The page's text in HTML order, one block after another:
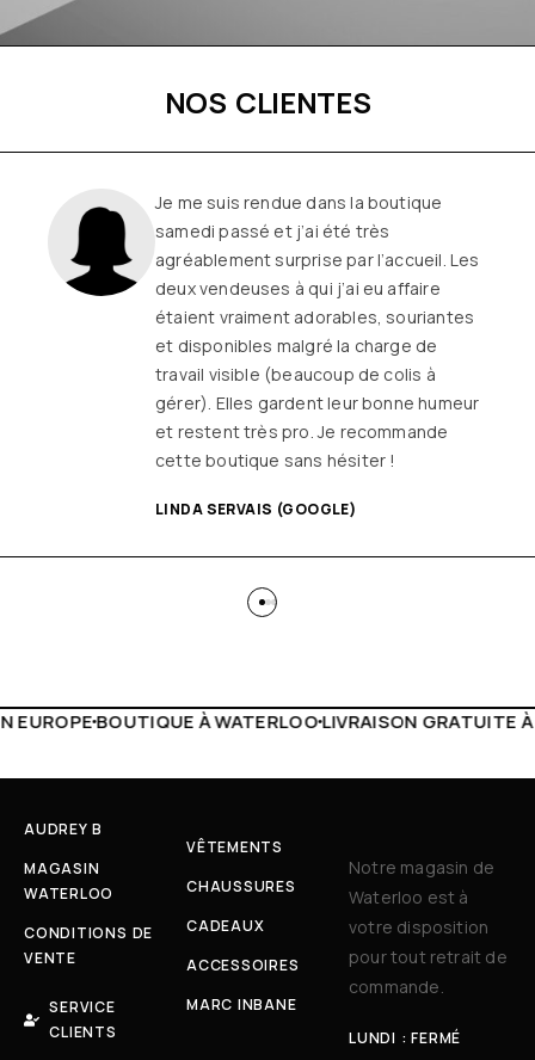
NOS CLIENTES
Une boutique familiale, à l’écoute et
remplie de joie de vivre
Les
vêtements sont de qualité, tendances
et originaux pour différentes
morphologies
et ça fait très
longtemps que j’y vais (depuis le début
ou quasiment) J’adore y faire un tour et
on ne sort jamais (ou presque) sans rien
LIVRAISON GRATUITE À PARTIR DE 150€LIVE
AUDREY B
MAGASIN
WATERLOO
CONDITIONS DE
VENTE
SERVICE
CLIENTS
VÊTEMENTS
CHAUSSURES
CADEAUX
ACCESSOIRES
MARC INBANE
Notre magasin de
Waterloo est à
votre disposition
pour tout retrait de
commande.
LUNDI : FERMÉ